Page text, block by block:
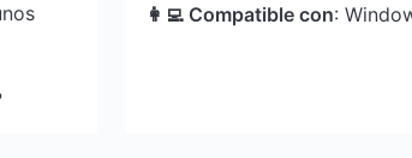
👩‍💻 Compatible con: